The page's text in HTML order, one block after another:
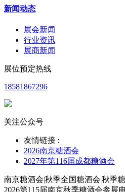
新闻动态
展会新闻
行业资讯
展商新闻
展位预定热线
18581867296
关注公众号
友情链接 :
2026南京糖酒会
2027年第116届成都糖酒会
南京糖酒会|秋季全国糖酒会|秋季
2026第115届南京秋季糖酒会参展